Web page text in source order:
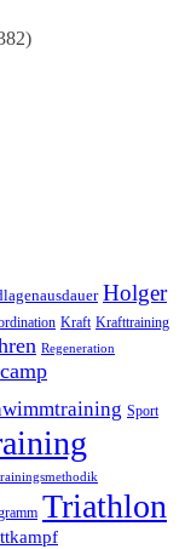
Holger
Kraft Krafttraining
Regeneration
Sport
Triathlon